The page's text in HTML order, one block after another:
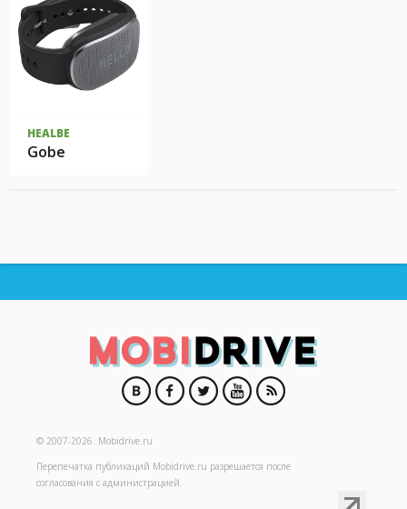
HEALBE
Gobe
© 2007-2026. Mobidrive.ru
Перепечатка публикаций Mobidrive.ru разрешается после
согласования с администрацией.